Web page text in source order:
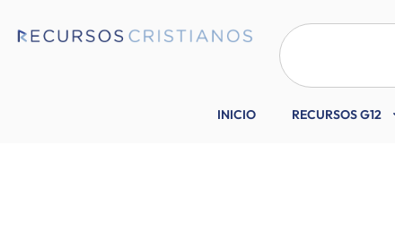
INICIO RECURSOS G12